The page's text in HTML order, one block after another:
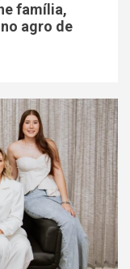
família,
agro de